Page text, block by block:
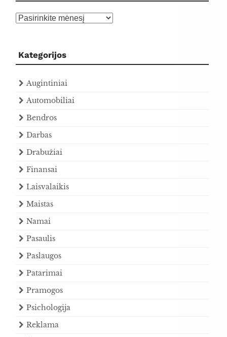
Archyvas
Kategorijos
Augintiniai
Automobiliai
Bendros
Darbas
Drabužiai
Finansai
Laisvalaikis
Maistas
Namai
Pasaulis
Paslaugos
Patarimai
Pramogos
Psichologija
Reklama